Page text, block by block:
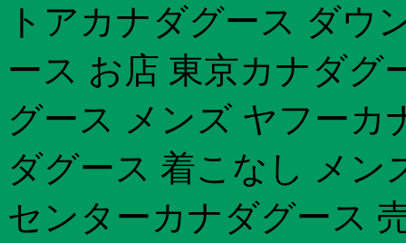
トアカナダグース ダウ
ース お店 東京カナダグ
グース メンズ ヤフーカ
ダグース 着こなし メン
センターカナダグース